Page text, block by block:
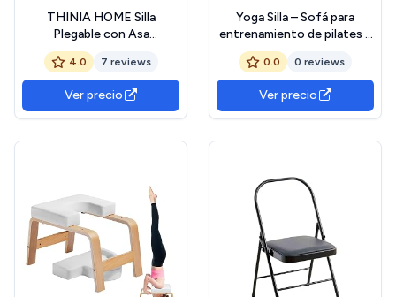
THINIA HOME Silla
Plegable con Asa
47x58x87cm
4.0 7 reviews
Ver precio
Yoga Silla – Sofá para
entrenamiento de pilates –
Sofá hinchable para yoga y
entrenamiento, soporte
plegable para ejercicios de
pilates, de viaje y casa
0.0 0 reviews
Ver precio